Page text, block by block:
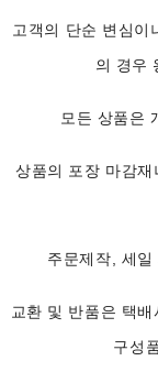
고객의 단순 변심이
의 경우
모든 상품은
상품의 포장 마감
주문제작, 세
교환 및 반품은 택
구성